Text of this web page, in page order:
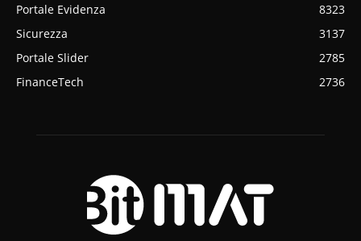
Portale Evidenza
8323
Sicurezza
3137
Portale Slider
2785
FinanceTech
2736